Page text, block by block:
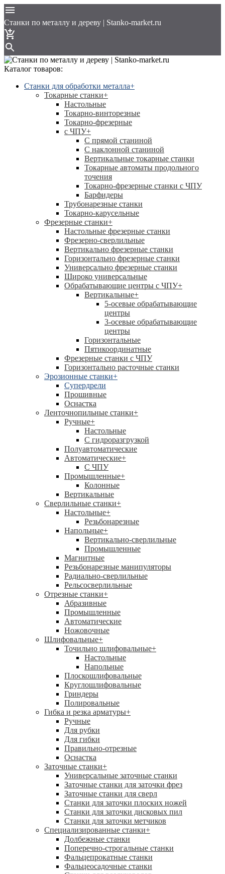
Cтанки по металлу и дереву | Stanko-market.ru
Каталог товаров:
Станки для обработки металла+
Токарные станки+
Настольные
Токарно-винторезные
Токарно-фрезерные
с ЧПУ+
С прямой станиной
C наклонной станиной
Вертикальные токарные станки
Токарные автоматы продольного
точения
Токарно-фрезерные станки с ЧПУ
Барфидеры
Трубонарезные станки
Токарно-карусельные
Фрезерные станки+
Настольные фрезерные станки
Фрезерно-сверлильные
Вертикально фрезерные станки
Горизонтально фрезерные станки
Универсально фрезерные станки
Широко универсальные
Обрабатывающие центры с ЧПУ+
Вертикальные+
5-осевые обрабатывающие
центры
3-осевые обрабатывающие
центры
Горизонтальные
Пятикоординатные
Фрезерные станки с ЧПУ
Горизонтально расточные станки
Эрозионные станки+
Супердрели
Прошивные
Оснастка
Ленточнопильные станки+
Ручные+
Настольные
С гидроразгрузкой
Полуавтоматические
Автоматические+
С ЧПУ
Промышленные+
Колонные
Вертикальные
Сверлильные станки+
Настольные+
Резьбонарезные
Напольные+
Вертикально-сверлильные
Промышленные
Магнитные
Резьбонарезные манипуляторы
Радиально-сверлильные
Рельсосверлильные
Отрезные станки+
Абразивные
Промышленные
Автоматические
Ножовочные
Шлифовальные+
Точильно шлифовальные+
Настольные
Напольные
Плоскошлифовальные
Круглошлифовальные
Гриндеры
Полировальные
Гибка и резка арматуры+
Ручные
Для рубки
Для гибки
Правильно-отрезные
Оснастка
Заточные станки+
Универсальные заточные станки
Заточные станки для заточки фрез
Заточные станки для сверл
Станки для заточки плоских ножей
Станки для заточки дисковых пил
Станки для заточки метчиков
Специализированные станки+
Долбежные станки
Поперечно-строгальные станки
Фальцепрокатные станки
Фальцеосадочные станки